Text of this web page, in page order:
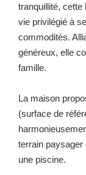
tranquillité, cette
vie privilégié à
commodités.
généreux, elle
famille.
La maison
(surface de
terrain paysager
une piscine.